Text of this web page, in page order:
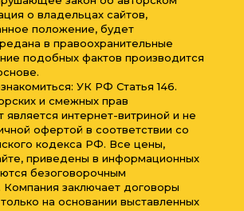
о владельцах сайтов,
положение, будет
в правоохранительные
подобных фактов производится
УК РФ Статья 146.
и смежных прав
является интернет-витриной и не
офертой в соответствии со
кодекса РФ. Все цены,
приведены в информационных
безоговорочным
заключает договоры
на основании выставленных